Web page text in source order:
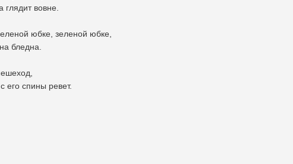
вовне.
юбке, зеленой юбке,
бледна.
его спины ревет.